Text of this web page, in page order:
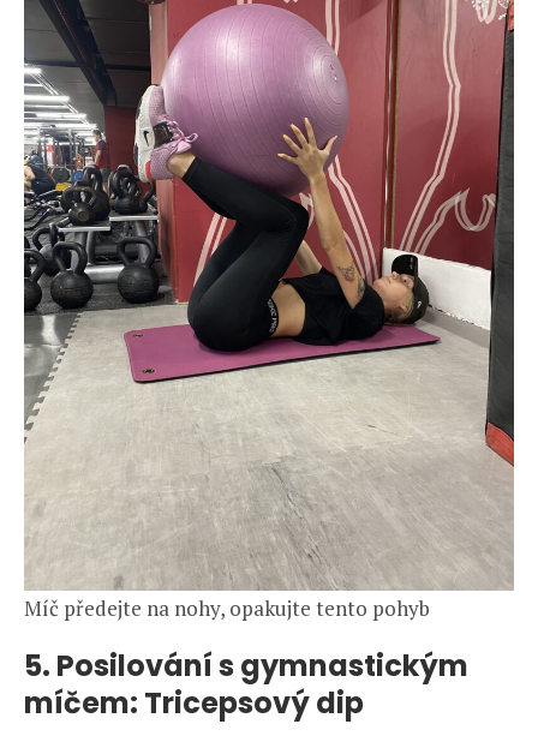
Míč předejte na nohy, opakujte tento pohyb
5. Posilování s gymnastickým
míčem: Tricepsový dip